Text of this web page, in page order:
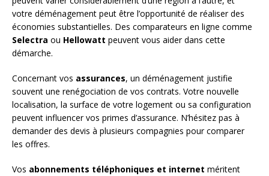
votre déménagement peut être l’opportunité de réaliser des
économies substantielles. Des comparateurs en ligne comme
Selectra ou Hellowatt peuvent vous aider dans cette
démarche.
Concernant vos assurances, un déménagement justifie
souvent une renégociation de vos contrats. Votre nouvelle
localisation, la surface de votre logement ou sa configuration
peuvent influencer vos primes d’assurance. N’hésitez pas à
demander des devis à plusieurs compagnies pour comparer
les offres.
Vos abonnements téléphoniques et internet méritent